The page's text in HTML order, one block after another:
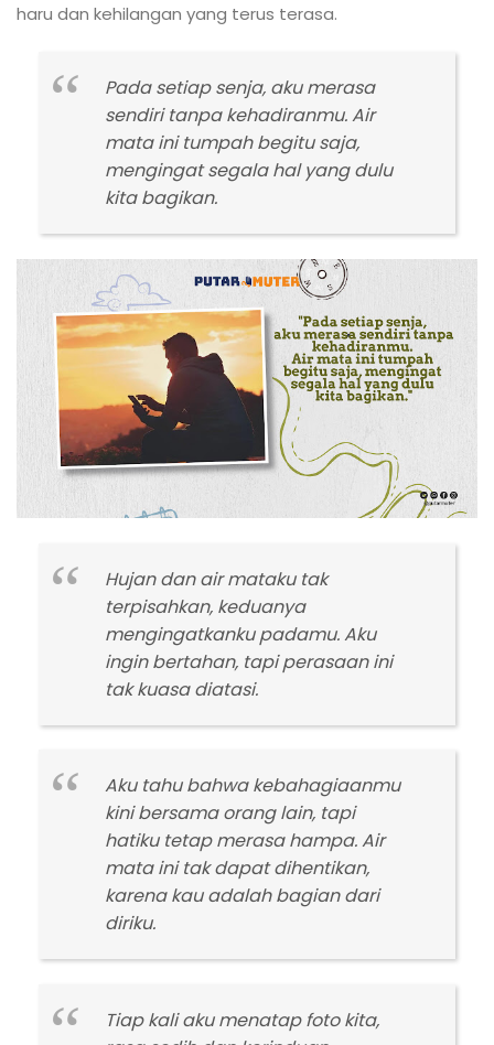
haru dan kehilangan yang terus terasa.
Pada setiap senja, aku merasa
sendiri tanpa kehadiranmu. Air
mata ini tumpah begitu saja,
mengingat segala hal yang dulu
kita bagikan.
Hujan dan air mataku tak
terpisahkan, keduanya
mengingatkanku padamu. Aku
ingin bertahan, tapi perasaan ini
tak kuasa diatasi.
Aku tahu bahwa kebahagiaanmu
kini bersama orang lain, tapi
hatiku tetap merasa hampa. Air
mata ini tak dapat dihentikan,
karena kau adalah bagian dari
diriku.
Tiap kali aku menatap foto kita,